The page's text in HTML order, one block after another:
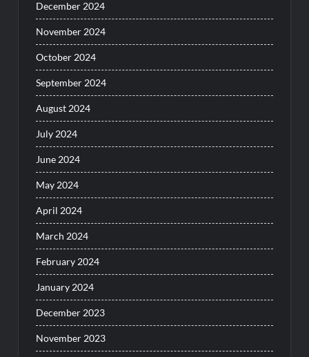
December 2024
November 2024
October 2024
September 2024
August 2024
July 2024
June 2024
May 2024
April 2024
March 2024
February 2024
January 2024
December 2023
November 2023